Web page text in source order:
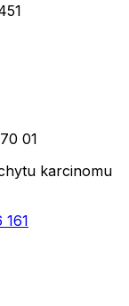
01
karcinomu